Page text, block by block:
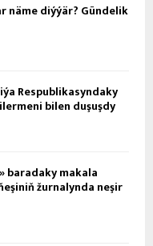
näme diýýär? Gündelik
Respublikasyndaky
bilen duşuşdy
baradaky makala
žurnalynda neşir